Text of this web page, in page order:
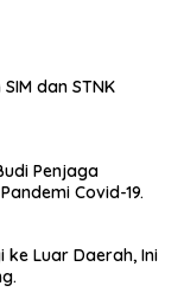
dan STNK
Penjaga
Covid-19.
Luar Daerah, Ini